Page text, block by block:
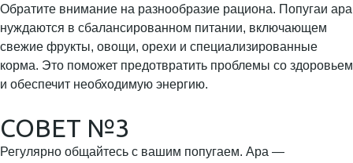
Обратите внимание на разнообразие рациона. Попугаи ара
нуждаются в сбалансированном питании, включающем
свежие фрукты, овощи, орехи и специализированные
корма. Это поможет предотвратить проблемы со здоровьем
и обеспечит необходимую энергию.
СОВЕТ №3
Регулярно общайтесь с вашим попугаем. Ара —